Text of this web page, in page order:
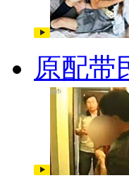
原配带